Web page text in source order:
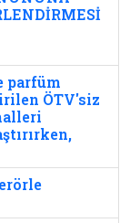
parfüm
ÖTV'siz